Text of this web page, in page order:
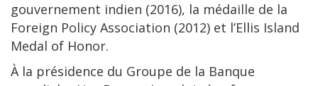
gouvernement indien (2016), la médaille de la
Foreign Policy Association (2012) et l’Ellis Island
Medal of Honor.
À la présidence du Groupe de la Banque